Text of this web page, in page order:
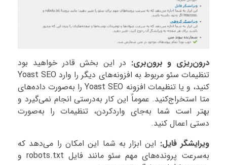
درون‌ریزی و برون‌بری: در این بخش قادر خواهید بود
تنظیمات سئو مربوط به افزونه‌های دیگر را وارد Yoast SEO
کنید، و یا تنظیمات افزونه Yoast SEO را به‌صورت داده‌های
متا استخراج‌کنید. عموماً این کار به‌درستی انجام نمی‌گیرد و
بهتر است شما به‌جای واردکردن، تنظیمات را به‌صورت
دستی اعمال کنید.
ویرایشگر فایل: این ابزار به شما این امکان را می‌دهد که
به‌سرعت پرونده‌های مهم سئو مانند فایل robots.txt و